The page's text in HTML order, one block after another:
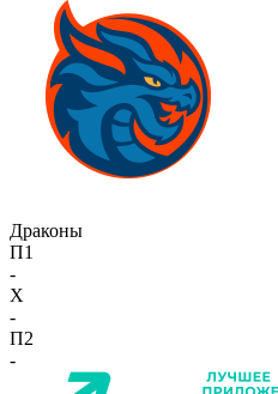
Драконы
П1
-
X
-
П2
-